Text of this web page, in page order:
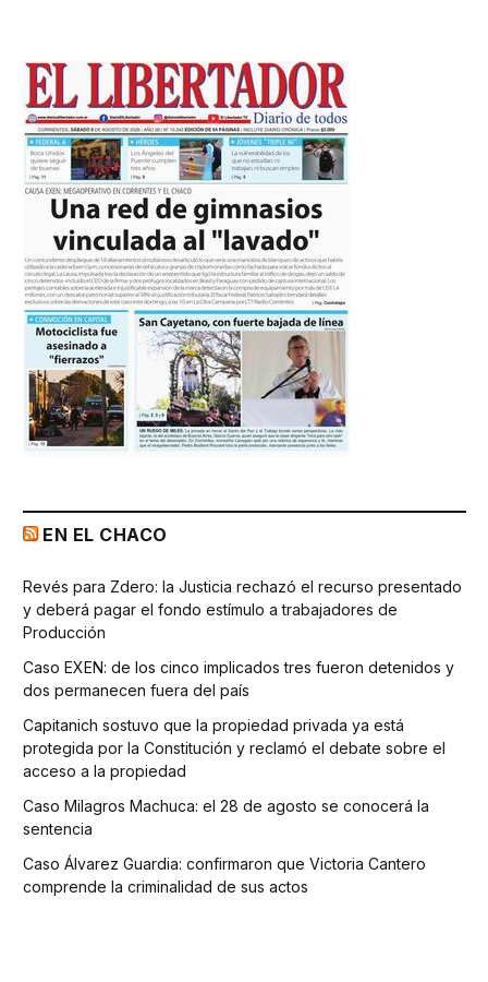
EN EL CHACO
Revés para Zdero: la Justicia rechazó el recurso presentado
y deberá pagar el fondo estímulo a trabajadores de
Producción
Caso EXEN: de los cinco implicados tres fueron detenidos y
dos permanecen fuera del país
Capitanich sostuvo que la propiedad privada ya está
protegida por la Constitución y reclamó el debate sobre el
acceso a la propiedad
Caso Milagros Machuca: el 28 de agosto se conocerá la
sentencia
Caso Álvarez Guardia: confirmaron que Victoria Cantero
comprende la criminalidad de sus actos